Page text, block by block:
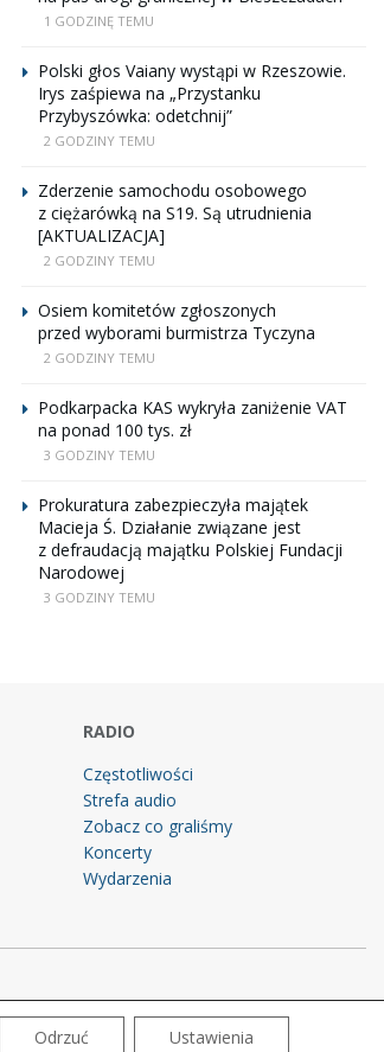
1 GODZINĘ TEMU
Polski głos Vaiany wystąpi w Rzeszowie.
Irys zaśpiewa na „Przystanku
Przybyszówka: odetchnij”
2 GODZINY TEMU
Zderzenie samochodu osobowego
z ciężarówką na S19. Są utrudnienia
[AKTUALIZACJA]
2 GODZINY TEMU
Osiem komitetów zgłoszonych
przed wyborami burmistrza Tyczyna
2 GODZINY TEMU
Podkarpacka KAS wykryła zaniżenie VAT
na ponad 100 tys. zł
3 GODZINY TEMU
Prokuratura zabezpieczyła majątek
Macieja Ś. Działanie związane jest
z defraudacją majątku Polskiej Fundacji
Narodowej
3 GODZINY TEMU
RADIO
Częstotliwości
Strefa audio
Zobacz co graliśmy
Koncerty
Wydarzenia
Odrzuć Ustawienia